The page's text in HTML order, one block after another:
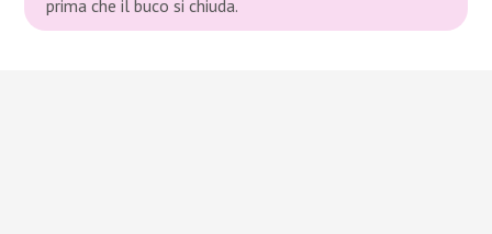
prima che il buco si chiuda.